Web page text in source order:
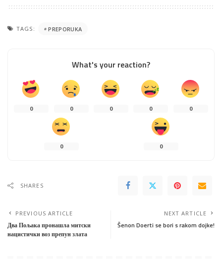
TAGS: PREPORUKA
What's your reaction?
0 0 0 0 0
0 0
SHARES
PREVIOUS ARTICLE
Два Пољака пронашла митски
нацистички воз препун злата
NEXT ARTICLE
Šenon Doerti se bori s rakom dojke!